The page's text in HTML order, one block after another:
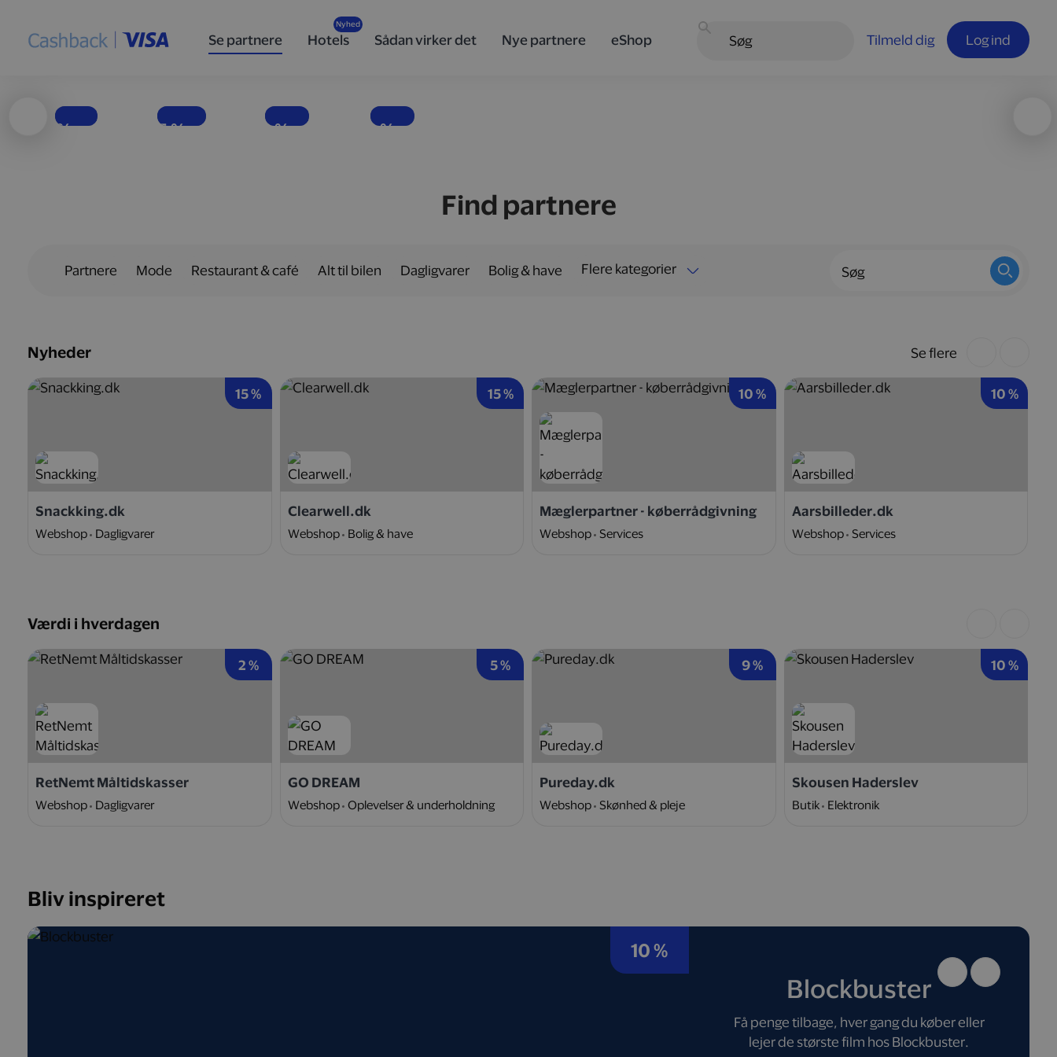
Se partnere Hotels Sådan virker det Nye partnere eShop Tilmeld dig Log ind
1 %
ydeevne
og god
15 %
velsmag
med færre
10 %
specialøl
for enhver
10 %
og design
Find partnere
Partnere Mode Restaurant & café Alt til bilen Dagligvarer Bolig & have Flere kategorier
Nyheder
15 %
Snackking.dk
Webshop Dagligvarer
15 %
Clearwell.dk
Webshop Bolig & have
10 %
Mæglerpartner - køberrådgivning
Webshop Services
10 %
Aarsbilleder.dk
Webshop Services
Se flere
Værdi i hverdagen
2 %
RetNemt Måltidskasser
Webshop Dagligvarer
5 %
GO DREAM
Webshop Oplevelser & underholdning
9 %
Pureday.dk
Webshop Skønhed & pleje
10 %
Skousen Haderslev
Butik Elektronik
Bliv inspireret
10 %
Blockbuster
Få penge tilbage, hver gang du køber eller
lejer de største film hos Blockbuster.